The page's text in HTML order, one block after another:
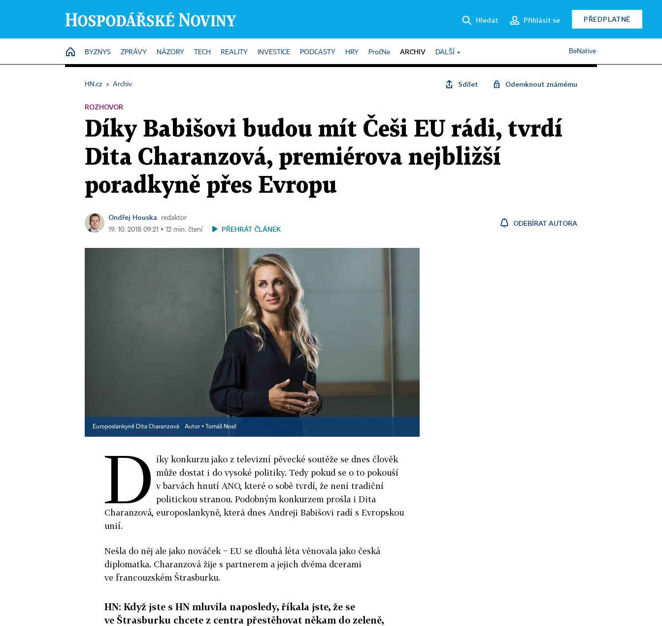
Hledat Přihlásit se PŘEDPLATNÉ
HOME
BYZNYS ZPRÁVY NÁZORY TECH REALITY INVESTICE PODCASTY HRY PročNe ARCHIV DALŠÍ BeNative
HN.cz › Archiv Sdílet Odemknout známému
ROZHOVOR
Díky Babišovi budou mít Češi EU rádi, tvrdí
Dita Charanzová, premiérova nejbližší
poradkyně přes Evropu
Ondřej Houska
redaktor
19. 10. 2018 09:21 ▪ 12 min. čtení
PŘEHRÁT ČLÁNEK
ODEBÍRAT AUTORA
Europoslankyně Dita Charanzová Autor ▪ Tomáš Nosil
D íky konkurzu jako z televizní pěvecké soutěže se dnes člověk
může dostat i do vysoké politiky. Tedy pokud se o to pokouší
v barvách hnutí ANO, které o sobě tvrdí, že není tradiční
politickou stranou. Podobným konkurzem prošla i Dita
Charanzová, europoslankyně, která dnes Andreji Babišovi radí s Evropskou
unií.
Nešla do něj ale jako nováček − EU se dlouhá léta věnovala jako česká
diplomatka. Charanzová žije s partnerem a jejich dvěma dcerami
ve francouzském Štrasburku.
HN: Když jste s HN mluvila naposledy, říkala jste, že se
ve Štrasburku chcete z centra přestěhovat někam do zeleně,